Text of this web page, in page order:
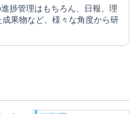
捗管理はもちろん、日報、理
果物など、様々な角度から研